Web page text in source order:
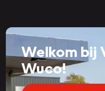
Welkom bij
Wuco!